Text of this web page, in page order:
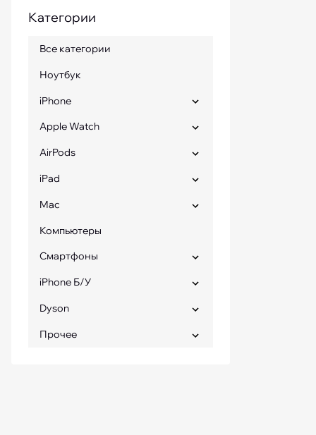
iPhone 15 Pro Max бу
Категории
Все категории
Ноутбук
iPhone
Apple Watch
AirPods
iPad
Mac
Компьютеры
Смартфоны
iPhone Б/У
Dyson
Прочее